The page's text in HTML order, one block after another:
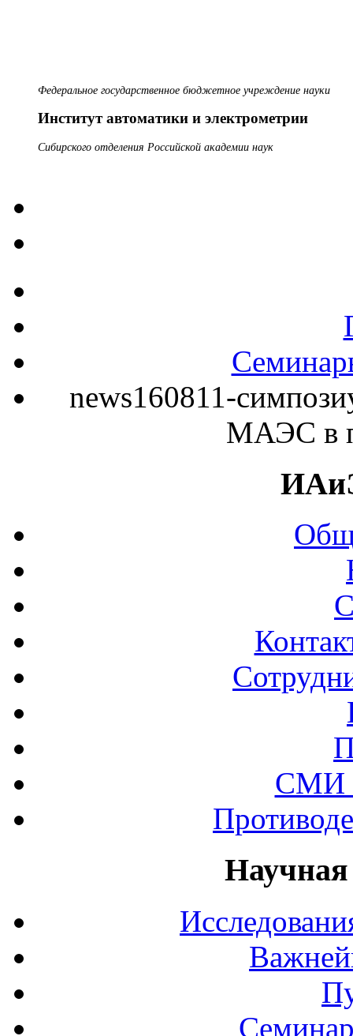
Федеральное государственное бюджетное учреждение науки
Институт автоматики и электрометрии
Сибирского отделения Российской академии наук
news160811-
МАЭС в
СМИ
Научная